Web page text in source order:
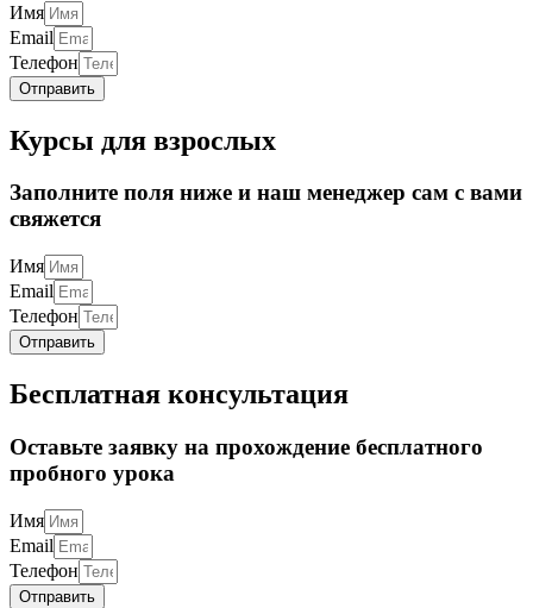
Имя
Email
Телефон
Отправить
Курсы для взрослых
Заполните поля ниже и наш менеджер сам с вами
свяжется
Имя
Email
Телефон
Отправить
Бесплатная консультация
Оставьте заявку на прохождение бесплатного
пробного урока
Имя
Email
Телефон
Отправить